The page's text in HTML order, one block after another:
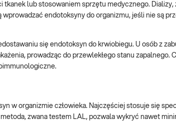
tkanek lub stosowaniem sprzętu medycznego. Dializy,
endotoksyny do organizmu, jeśli nie są
się endotoksyn do krwiobiegu. U osób z
prowadząc do przewlekłego stanu zapalnego.
w organizmie człowieka. Najczęściej stosuje się
zwana testem LAL, pozwala wykryć nawet